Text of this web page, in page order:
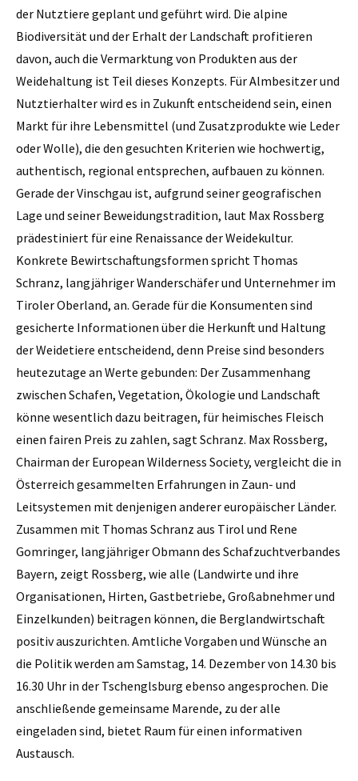
der Nutztiere geplant und geführt wird. Die alpine
Biodiversität und der Erhalt der Landschaft profitieren
davon, auch die Vermarktung von Produkten aus der
Weidehaltung ist Teil dieses Konzepts. Für Almbesitzer und
Nutztierhalter wird es in Zukunft entscheidend sein, einen
Markt für ihre Lebensmittel (und Zusatzprodukte wie Leder
oder Wolle), die den gesuchten Kriterien wie hochwertig,
authentisch, regional entsprechen, aufbauen zu können.
Gerade der Vinschgau ist, aufgrund seiner geografischen
Lage und seiner Beweidungstradition, laut Max Rossberg
prädestiniert für eine Renaissance der Weidekultur.
Konkrete Bewirtschaftungsformen spricht Thomas
Schranz, langjähriger Wanderschäfer und Unternehmer im
Tiroler Oberland, an. Gerade für die Konsumenten sind
gesicherte Informationen über die Herkunft und Haltung
der Weidetiere entscheidend, denn Preise sind besonders
heutezutage an Werte gebunden: Der Zusammenhang
zwischen Schafen, Vegetation, Ökologie und Landschaft
könne wesentlich dazu beitragen, für heimisches Fleisch
einen fairen Preis zu zahlen, sagt Schranz. Max Rossberg,
Chairman der European Wilderness Society, vergleicht die in
Österreich gesammelten Erfahrungen in Zaun- und
Leitsystemen mit denjenigen anderer europäischer Länder.
Zusammen mit Thomas Schranz aus Tirol und Rene
Gomringer, langjähriger Obmann des Schafzuchtverbandes
Bayern, zeigt Rossberg, wie alle (Landwirte und ihre
Organisationen, Hirten, Gastbetriebe, Großabnehmer und
Einzelkunden) beitragen können, die Berglandwirtschaft
positiv auszurichten. Amtliche Vorgaben und Wünsche an
die Politik werden am Samstag, 14. Dezember von 14.30 bis
16.30 Uhr in der Tschenglsburg ebenso angesprochen. Die
anschließende gemeinsame Marende, zu der alle
eingeladen sind, bietet Raum für einen informativen
Austausch.